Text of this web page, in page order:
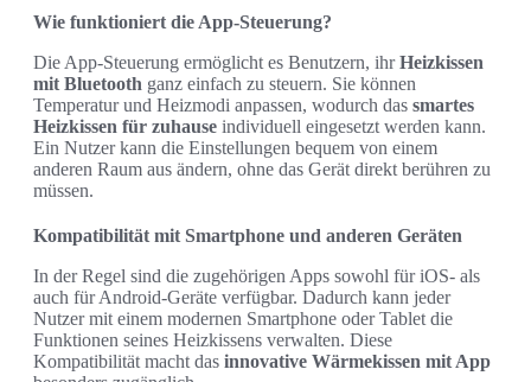
Wie funktioniert die App-Steuerung?
Die App-Steuerung ermöglicht es Benutzern, ihrHeizkissen
mit Bluetooth ganz einfach zu steuern. Sie können
Temperatur und Heizmodi anpassen, wodurch das smartes
Heizkissen für zuhause individuell eingesetzt werden kann.
Ein Nutzer kann die Einstellungen bequem von einem
anderen Raum aus ändern, ohne das Gerät direkt berühren zu
müssen.
Kompatibilität mit Smartphone und anderen Geräten
In der Regel sind die zugehörigen Apps sowohl für iOS- als
auch für Android-Geräte verfügbar. Dadurch kann jeder
Nutzer mit einem modernen Smartphone oder Tablet die
Funktionen seines Heizkissens verwalten. Diese
Kompatibilität macht das innovative Wärmekissen mit App